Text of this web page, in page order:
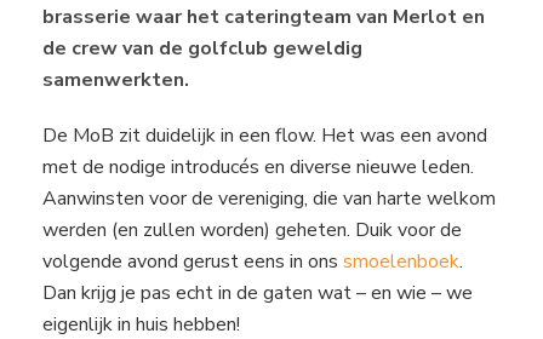
brasserie waar het cateringteam van Merlot en
de crew van de golfclub geweldig
samenwerkten.
De MoB zit duidelijk in een flow. Het was een avond
met de nodige introducés en diverse nieuwe leden.
Aanwinsten voor de vereniging, die van harte welkom
werden (en zullen worden) geheten. Duik voor de
volgende avond gerust eens in ons smoelenboek.
Dan krijg je pas echt in de gaten wat – en wie – we
eigenlijk in huis hebben!